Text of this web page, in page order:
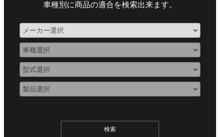
車種別に商品の適合を検索出来ます。